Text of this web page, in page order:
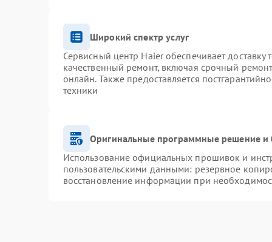
Широкий спектр услуг
Сервисный центр Haier обеспечивает
качественный ремонт, включая срочный
онлайн. Также предоставляется
техники
Оригинальные программные решение и
Использование официальных прошивок и
пользовательскими данными: резервное
восстановление информации при